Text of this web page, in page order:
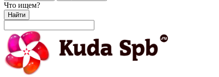
Что ищем?
Найти